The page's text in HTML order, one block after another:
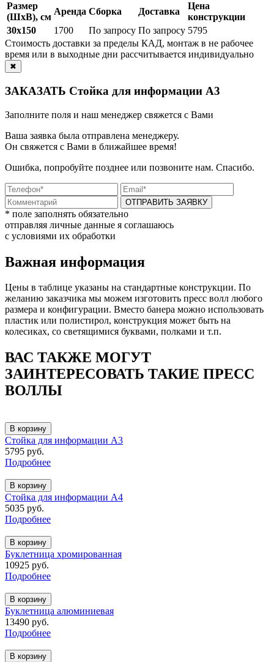
Размер
(ШхВ), см
Аренда Сборка Доставка
Цена
конструкции
30х150
1700 По запросу По запросу 5795
Стоимость доставки за пределы КАД, монтаж в не рабочее
время или в выходные дни рассчитывается индивидуально
✖
ЗАКАЗАТЬ Стойка для информации А3
Заполните поля и наш менеджер свяжется с Вами
Ваша заявка была отправлена менеджеру.
Он свяжется с Вами в ближайшее время!
Ошибка, попробуйте позднее или позвоните нам. Спасибо.
ОТПРАВИТЬ ЗАЯВКУ
* поле заполнять обязательно
отправляя личные данные я соглашаюсь
с условиями их обработки
Важная информация
Цены в таблице указаны на стандартные конструкции. По
желанию заказчика мы можем изготовить пресс волл любого
размера и конфигурации. Вместо банера можно использовать
пластик или полистирол, конструкция может быть на
колесиках, со светящимися буквами, полками и т.п.
ВАС ТАКЖЕ МОГУТ
ЗАИНТЕРЕСОВАТЬ ТАКИЕ ПРЕСС
ВОЛЛЫ
В корзину
Стойка для информации А3
5795 руб.
Подробнее
В корзину
Стойка для информации А4
5035 руб.
Подробнее
В корзину
Буклетница хромированная
10925 руб.
Подробнее
В корзину
Буклетница алюминиевая
13490 руб.
Подробнее
В корзину